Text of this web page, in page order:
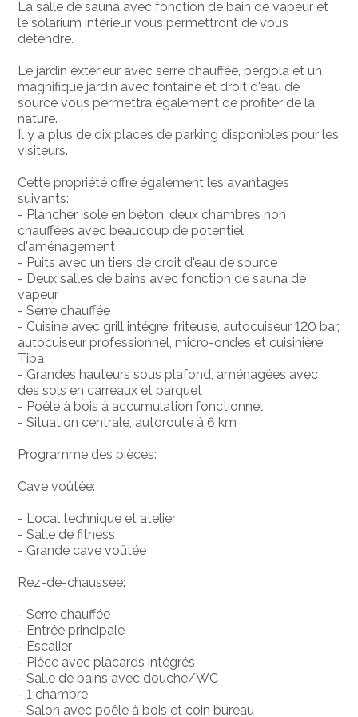
La salle de sauna avec fonction de bain de vapeur et
le solarium intérieur vous permettront de vous
détendre.
Le jardin extérieur avec serre chauffée, pergola et un
magnifique jardin avec fontaine et droit d'eau de
source vous permettra également de profiter de la
nature.
Il y a plus de dix places de parking disponibles pour les
visiteurs.
Cette propriété offre également les avantages
suivants:
- Plancher isolé en béton, deux chambres non
chauffées avec beaucoup de potentiel
d'aménagement
- Puits avec un tiers de droit d'eau de source
- Deux salles de bains avec fonction de sauna de
vapeur
- Serre chauffée
- Cuisine avec grill intégré, friteuse, autocuiseur 120 bar,
autocuiseur professionnel, micro-ondes et cuisinière
Tiba
- Grandes hauteurs sous plafond, aménagées avec
des sols en carreaux et parquet
- Poêle à bois à accumulation fonctionnel
- Situation centrale, autoroute à 6 km
Programme des pièces:
Cave voûtée:
- Local technique et atelier
- Salle de fitness
- Grande cave voûtée
Rez-de-chaussée:
- Serre chauffée
- Entrée principale
- Escalier
- Pièce avec placards intégrés
- Salle de bains avec douche/WC
- 1 chambre
- Salon avec poêle à bois et coin bureau